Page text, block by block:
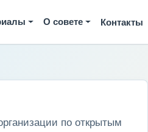
О совете Контакты
по открытым